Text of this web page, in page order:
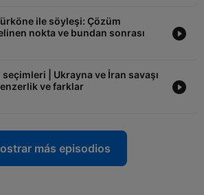
ile söyleşi: Çözüm
nokta ve bundan sonrası
| Ukrayna ve İran savaşı
ve farklar
más episodios